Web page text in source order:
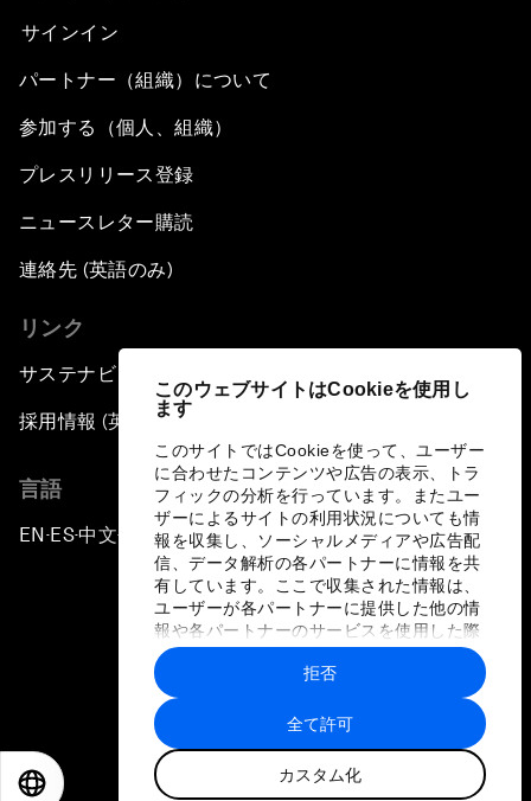
このウェブサイトはCookieを使用し
ます
このサイトではCookieを使って、ユーザー
に合わせたコンテンツや広告の表示、トラ
フィックの分析を行っています。またユー
ザーによるサイトの利用状況についても情
報を収集し、ソーシャルメディアや広告配
信、データ解析の各パートナーに情報を共
有しています。ここで収集された情報は、
ユーザーが各パートナーに提供した他の情
報や各パートナーのサービスを使用した際
に収集された情報と組み合わされ、各パー
トナーによって使用されることがありま
す。
全て許可
カスタム化
拒否
サインイン
パートナー（組織）について
参加する（個人、組織）
プレスリリース登録
ニュースレター購読
連絡先 (英語のみ)
リンク
サステナビリティへの取り組み
採用情報 (英語のみ)
言語
EN ▪ES▪中文▪ 日本語
プライバシーポリシーと利用規約
サイトマップ
©
世界経済フォーラム